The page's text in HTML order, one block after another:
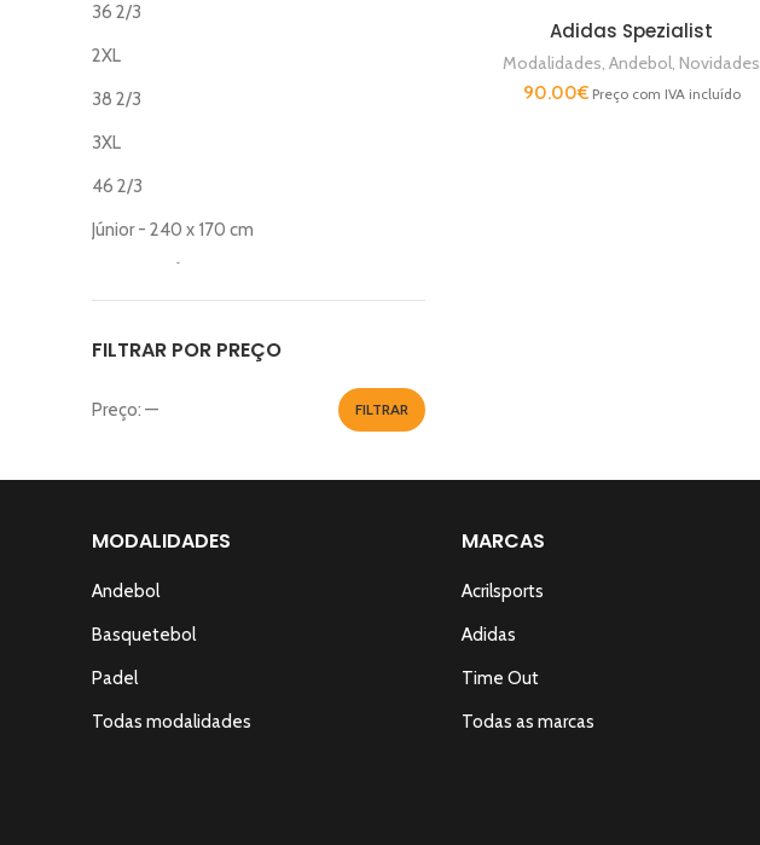
36 2/3
2XL
38 2/3
3XL
46 2/3
Júnior - 240 x 170 cm
37
37 1/3
41
43 1/3
FILTRAR POR PREÇO
Preço
Preço
FILTRAR
Preço: —
VER OPÇÕES
Adidas Spezialist
Modalidades,Andebol, Novidades
90.00€ Preço com IVA incluído
MODALIDADES
Andebol
Basquetebol
Padel
Todas modalidades
MARCAS
Acrilsports
Adidas
Time Out
Todas as marcas